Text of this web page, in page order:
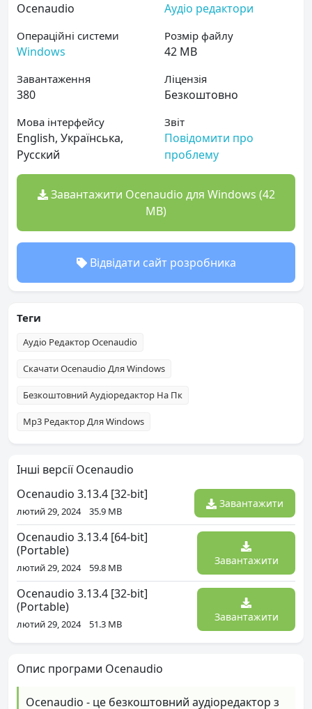
Ocenaudio Аудіо редактори
Операційні системи
Windows
Розмір файлу
42 MB
Завантаження
380
Ліцензія
Безкоштовно
Мова інтерфейсу
English, Українська,
Русский
Звіт
Повідомити про
проблему
Завантажити Ocenaudio для Windows (42
MB)
Відвідати сайт розробника
Теги
Аудіо Редактор Ocenaudio
Скачати Ocenaudio Для Windows
Безкоштовний Аудіоредактор На Пк
Mp3 Редактор Для Windows
Інші версії Ocenaudio
Ocenaudio 3.13.4 [32-bit]
лютий 29, 2024 35.9 MB
Завантажити
Ocenaudio 3.13.4 [64-bit]
(Portable)
лютий 29, 2024 59.8 MB
Завантажити
Ocenaudio 3.13.4 [32-bit]
(Portable)
лютий 29, 2024 51.3 MB
Завантажити
Опис програми Ocenaudio
Ocenaudio - це безкоштовний аудіоредактор з